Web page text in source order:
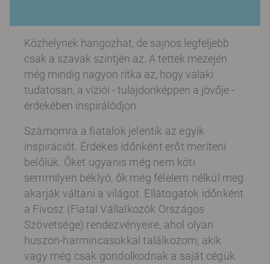
Közhelynek hangozhat, de sajnos legfeljebb
csak a szavak szintjén az. A tettek mezején
még mindig nagyon ritka az, hogy valaki
tudatosan, a víziói - tulajdonképpen a jövője -
érdekében inspirálódjon.
Számomra a fiatalok jelentik az egyik
inspirációt. Érdekes időnként erőt meríteni
belőlük. Őket ugyanis még nem köti
semmilyen béklyó, ők még félelem nélkül meg
akarják váltani a világot. Ellátogatok időnként
a Fivosz (Fiatal Vállalkozók Országos
Szövetsége) rendezvényeire, ahol olyan
huszon-harmincasokkal találkozom, akik
vagy még csak gondolkodnak a saját cégük